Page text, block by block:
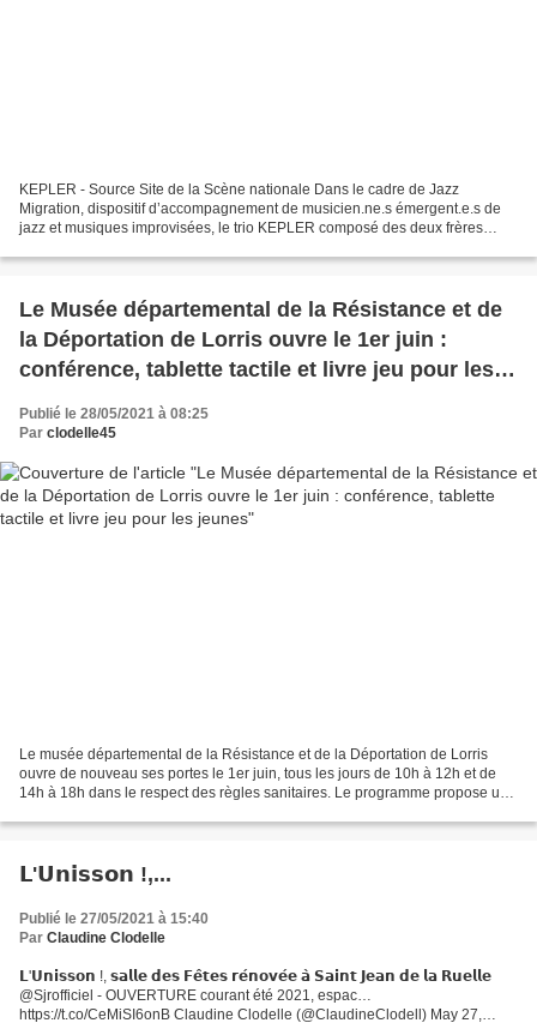
KEPLER - Source Site de la Scène nationale Dans le cadre de Jazz
Migration, dispositif d’accompagnement de musicien.ne.s émergent.e.s de
jazz et musiques improvisées, le trio KEPLER composé des deux frères
Le Musée départemental de la Résistance et de
la Déportation de Lorris ouvre le 1er juin :
conférence, tablette tactile et livre jeu pour les
jeunes
Publié le 28/05/2021 à 08:25
Par clodelle45
Le musée départemental de la Résistance et de la Déportation de Lorris
ouvre de nouveau ses portes le 1er juin, tous les jours de 10h à 12h et de
14h à 18h dans le respect des règles sanitaires. Le programme propose une
𝗟'𝗨𝗻𝗶𝘀𝘀𝗼𝗻 !,...
Publié le 27/05/2021 à 15:40
Par Claudine Clodelle
𝗟'𝗨𝗻𝗶𝘀𝘀𝗼𝗻 !, 𝘀𝗮𝗹𝗹𝗲 𝗱𝗲𝘀 𝗙𝗲̂𝘁𝗲𝘀 𝗿𝗲́𝗻𝗼𝘃𝗲́𝗲 𝗮̀ 𝗦𝗮𝗶𝗻𝘁 𝗝𝗲𝗮𝗻 𝗱𝗲 𝗹𝗮 𝗥𝘂𝗲𝗹𝗹𝗲
@Sjrofficiel - OUVERTURE courant été 2021, espac…
https://t.co/CeMiSI6onB Claudine Clodelle (@ClaudineClodell) May 27,